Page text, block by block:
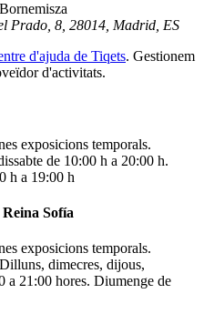
Prado, 8, 28014, Madrid, ES
d'ajuda de Tiqets. Gestionem
d'activitats.
exposicions temporals.
de 10:00 h a 20:00 h.
h a 19:00 h
Sofía
exposicions temporals.
dimecres, dijous,
a 21:00 hores. Diumenge de